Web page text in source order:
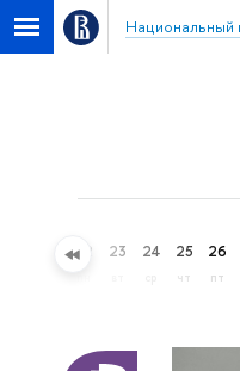
Национальный
22 23 24 25
чт
26
пт